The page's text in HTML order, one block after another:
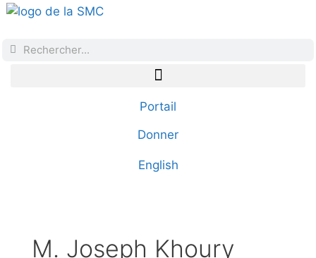
Portail
Donner
English
M. Joseph Khoury